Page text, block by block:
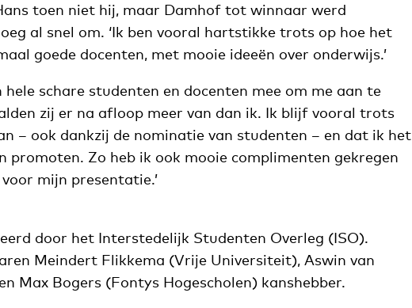
toen niet hij, maar Damhof tot winnaar werd
al snel om. ‘Ik ben vooral hartstikke trots op hoe het
goede docenten, met mooie ideeën over onderwijs.’
hele schare studenten en docenten mee om me aan te
zij er na afloop meer van dan ik. Ik blijf vooral trots
– ook dankzij de nominatie van studenten – en dat ik het
promoten. Zo heb ik ook mooie complimenten gekregen
mijn presentatie.’
door het Interstedelijk Studenten Overleg (ISO).
Meindert Flikkema (Vrije Universiteit), Aswin van
Max Bogers (Fontys Hogescholen) kanshebber.